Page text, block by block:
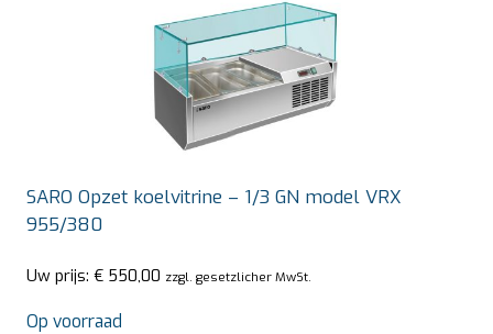
SARO Opzet koelvitrine – 1/3 GN model VRX
955/380
Uw prijs: € 550,00 zzgl. gesetzlicher MwSt.
Op voorraad